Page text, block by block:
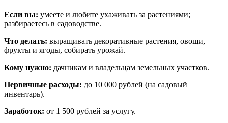
Если вы: умеете и любите ухаживать за растениями;
разбираетесь в садоводстве.
Что делать: выращивать декоративные растения, овощи,
фрукты и ягоды, собирать урожай.
Кому нужно: дачникам и владельцам земельных участков.
Первичные расходы: до 10 000 рублей (на садовый
инвентарь).
Заработок: от 1 500 рублей за услугу.